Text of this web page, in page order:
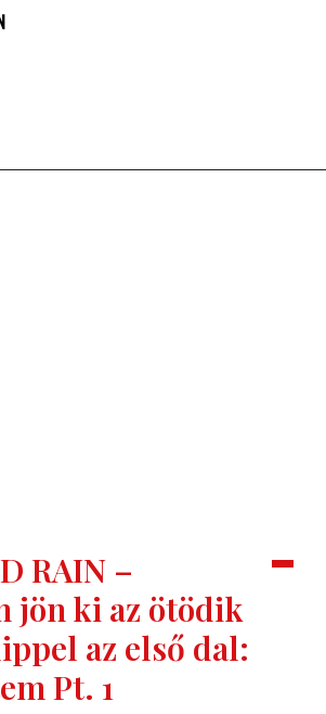
RAIN –
jön ki az ötödik
az első dal:
Pt. 1